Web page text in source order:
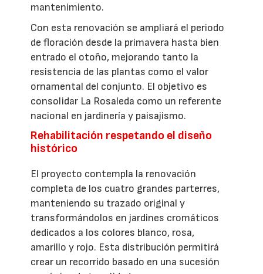
mantenimiento.
Con esta renovación se ampliará el periodo
de floración desde la primavera hasta bien
entrado el otoño, mejorando tanto la
resistencia de las plantas como el valor
ornamental del conjunto. El objetivo es
consolidar La Rosaleda como un referente
nacional en jardinería y paisajismo.
Rehabilitación respetando el diseño
histórico
El proyecto contempla la renovación
completa de los cuatro grandes parterres,
manteniendo su trazado original y
transformándolos en jardines cromáticos
dedicados a los colores blanco, rosa,
amarillo y rojo. Esta distribución permitirá
crear un recorrido basado en una sucesión